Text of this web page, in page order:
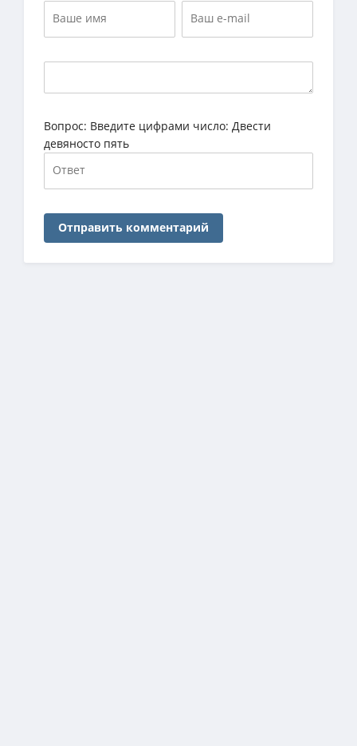
Вопрос: Введите цифрами число: Двести
девяносто пять
Отправить комментарий